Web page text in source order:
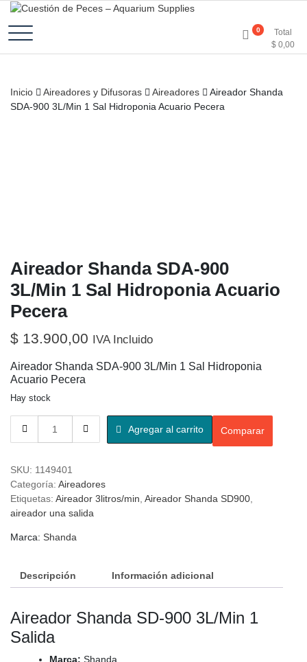
Cuestión de Peces –
Aquarium Supplies
0
Total
$ 0,00
Inicio Aireadores y Difusoras Aireadores
Aireador Shanda
SDA-900 3L/Min 1 Sal Hidroponia Acuario Pecera
Aireador Shanda SDA-900
3L/Min 1 Sal Hidroponia Acuario
Pecera
$ 13.900,00 IVA Incluido
Aireador Shanda SDA-900 3L/Min 1 Sal Hidroponia
Acuario Pecera
Hay stock
Agregar al carrito Comparar
SKU: 1149401
Categoría: Aireadores
Etiquetas: Aireador 3litros/min Aireador Shanda SD900
aireador una salida
Marca: Shanda
Descripción Información adicional
Aireador Shanda SD-900 3L/Min 1
Salida
Marca: Shanda